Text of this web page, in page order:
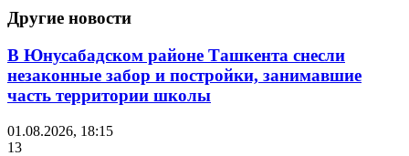
Другие новости
В Юнусабадском районе Ташкента снесли
незаконные забор и постройки, занимавшие
часть территории школы
01.08.2026, 18:15
13